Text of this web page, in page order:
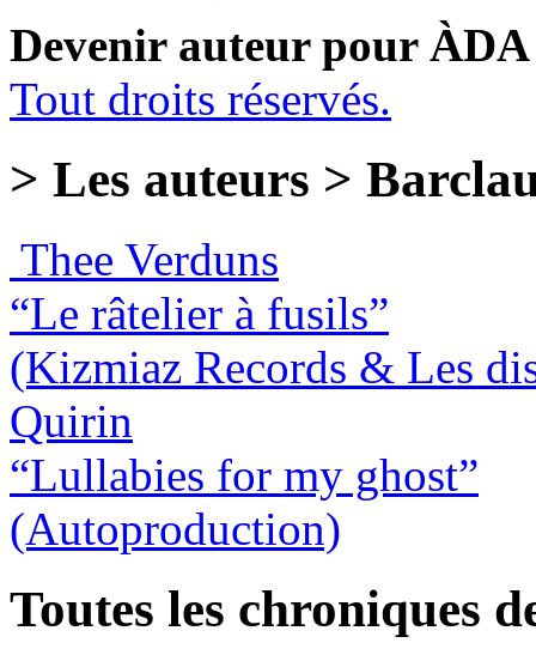
Devenir auteur pour ÀDA
Tout droits réservés.
> Les auteurs >
Thee Verduns
“Le râtelier à fusils”
(Kizmiaz Records & Les
Quirin
“Lullabies for my ghost”
(Autoproduction)
Toutes les chroniques